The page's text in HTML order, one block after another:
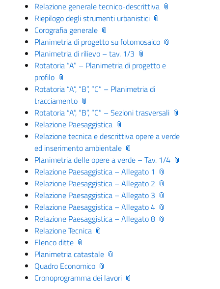
Relazione generale tecnico-descrittiva
Riepilogo degli strumenti urbanistici
Corografia generale
Planimetria di progetto su fotomosaico
Planimetria di rilievo – tav. 1/3
Rotatoria “A” – Planimetria di progetto e
profilo
Rotatoria “A”, “B”, “C” – Planimetria di
tracciamento
Rotatoria “A”, “B”, “C” – Sezioni trasversali
Relazione Paesaggistica
Relazione tecnica e descrittiva opere a verde
ed inserimento ambientale
Planimetria delle opere a verde – Tav. 1/4
Relazione Paesaggistica – Allegato 1
Relazione Paesaggistica – Allegato 2
Relazione Paesaggistica – Allegato 3
Relazione Paesaggistica – Allegato 4
Relazione Paesaggistica – Allegato 8
Relazione Tecnica
Elenco ditte
Planimetria catastale
Quadro Economico
Cronoprogramma dei lavori